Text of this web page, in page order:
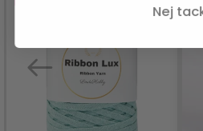
Nej